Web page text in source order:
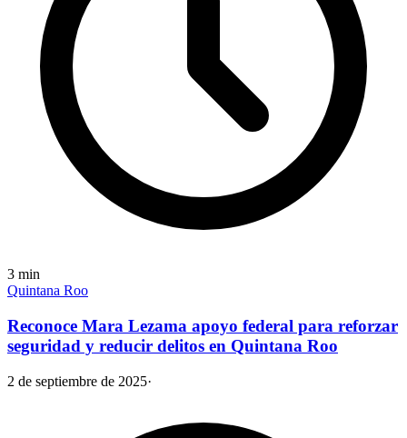
3 min
Quintana Roo
Reconoce Mara Lezama apoyo federal para reforzar
seguridad y reducir delitos en Quintana Roo
2 de septiembre de 2025·